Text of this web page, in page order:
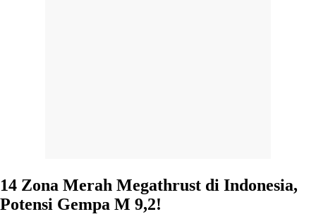
14 Zona Merah Megathrust di Indonesia,
Potensi Gempa M 9,2!